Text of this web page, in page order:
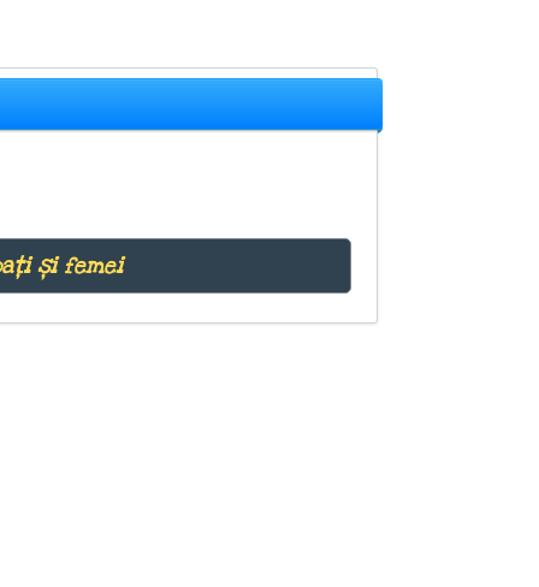
și femei